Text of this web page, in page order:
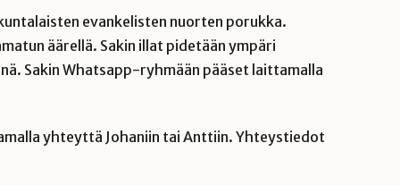
evankelisten nuorten porukka.
äärellä. Sakin illat pidetään ympäri
Sakin Whatsapp-ryhmään pääset laittamalla
yhteyttä Johaniin tai Anttiin. Yhteystiedot